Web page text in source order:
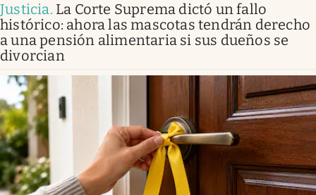
Justicia. La Corte Suprema dictó un fallo
histórico: ahora las mascotas tendrán derecho
a una pensión alimentaria si sus dueños se
divorcian